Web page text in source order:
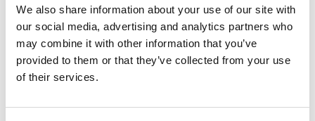
We also share information about your use of our site with
our social media, advertising and analytics partners who
may combine it with other information that you’ve
provided to them or that they’ve collected from your use
of their services.
Aktieinvest FK
Deal News 17 okt 2018
Den norska investmentbankenPareto